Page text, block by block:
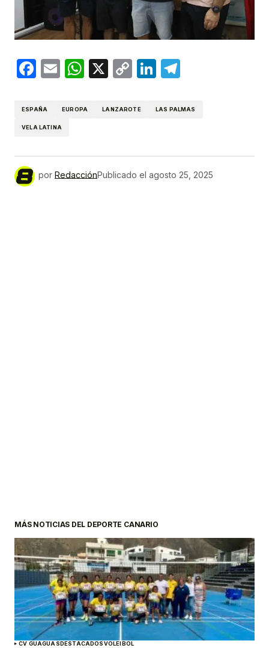
Facebook
EmailWhatsApp
X
CopyLinkedIn
ESPAÑA EUROPA LANZAROTE LAS PALMAS
VELA LATINA
por RedacciónPublicado el agosto 25, 2025
MÁS NOTICIAS DEL DEPORTE CANARIO
CV GUAGUASDESTACADOSVOLEIBOL